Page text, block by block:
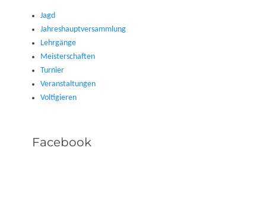
Jagd
Jahreshauptversammlung
Lehrgänge
Meisterschaften
Turnier
Veranstaltungen
Voltigieren
Facebook